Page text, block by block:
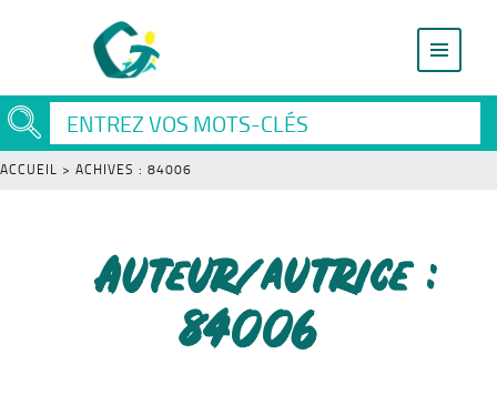
ACCUEIL > ACHIVES : 84006
Auteur/autrice :
84006